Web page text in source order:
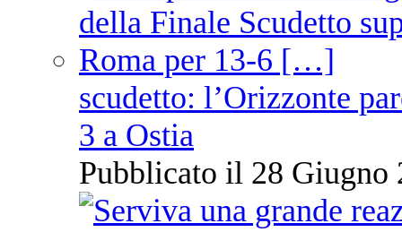
scudetto: l’Orizzonte
3 a Ostia
Pubblicato il 28 Giugno